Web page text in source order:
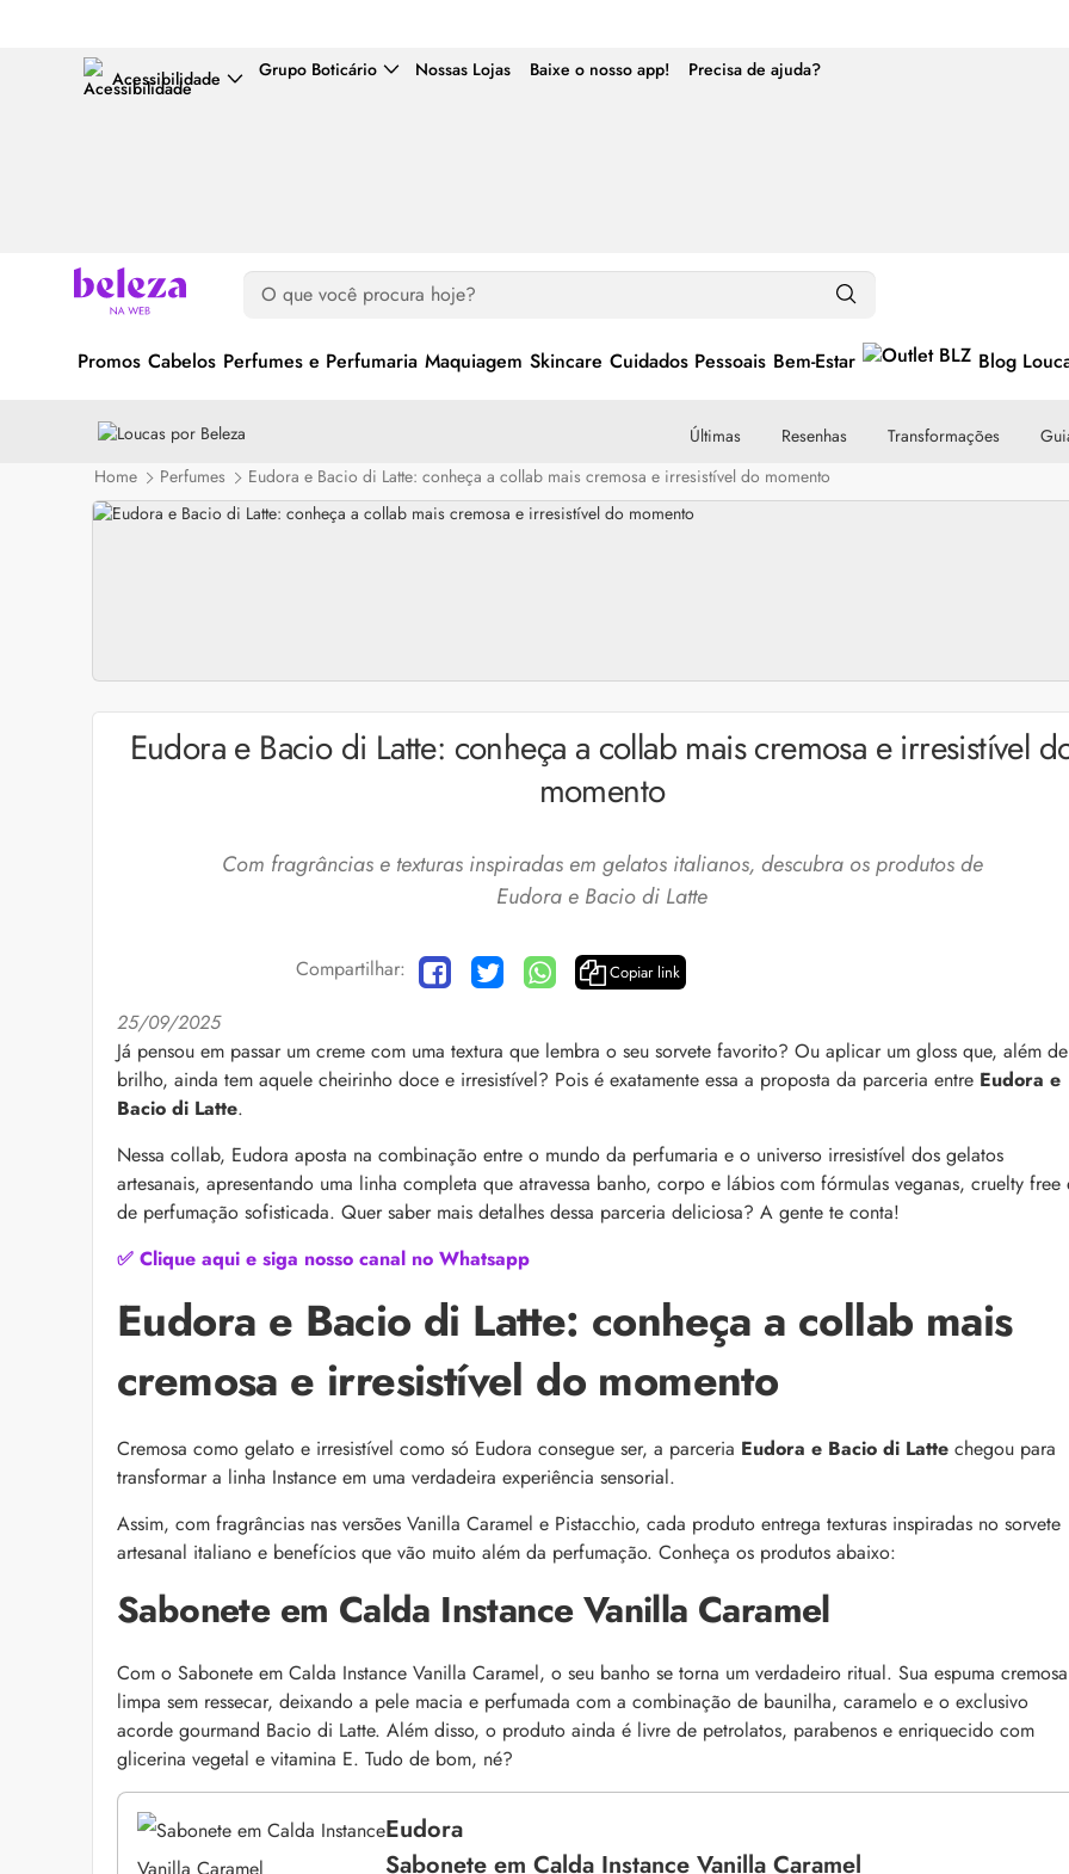
Acessibilidade Grupo Boticário Nossas Lojas Baixe o nosso app! Precisa de ajuda?
Promos Cabelos Perfumes e Perfumaria Maquiagem Skincare Cuidados Pessoais Bem-Estar Blog
Últimas Resenhas Transformações
Home
Perfumes Eudora e Bacio di Latte: conheça a collab mais cremosa e irresistível do momento
Eudora e Bacio di Latte: conheça a collab mais cremosa e irresistível
momento
Com fragrâncias e texturas inspiradas em gelatos italianos, descubra os produtos de
Eudora e Bacio di Latte
Compartilhar: Copiar link
25/09/2025
Já pensou em passar um creme com uma textura que lembra o seu sorvete favorito? Ou aplicar um gloss que, além de
brilho, ainda tem aquele cheirinho doce e irresistível? Pois é exatamente essa a proposta da parceria entre Eudora e
Bacio di Latte.
Nessa collab, Eudora aposta na combinação entre o mundo da perfumaria e o universo irresistível dos gelatos
artesanais, apresentando uma linha completa que atravessa banho, corpo e lábios com fórmulas veganas, cruelty free
de perfumação sofisticada. Quer saber mais detalhes dessa parceria deliciosa? A gente te conta!
✅ Clique aqui e siga nosso canal no Whatsapp
Eudora e Bacio di Latte: conheça a collab mais
cremosa e irresistível do momento
Cremosa como gelato e irresistível como só Eudora consegue ser, a parceria Eudora e Bacio di Latte chegou para
transformar a linha Instance em uma verdadeira experiência sensorial.
Assim, com fragrâncias nas versões Vanilla Caramel e Pistacchio, cada produto entrega texturas inspiradas no sorvete
artesanal italiano e benefícios que vão muito além da perfumação. Conheça os produtos abaixo:
Sabonete em Calda Instance Vanilla Caramel
Com o Sabonete em Calda Instance Vanilla Caramel, o seu banho se torna um verdadeiro ritual. Sua espuma cremosa
limpa sem ressecar, deixando a pele macia e perfumada com a combinação de baunilha, caramelo e o exclusivo
acorde gourmand Bacio di Latte. Além disso, o produto ainda é livre de petrolatos, parabenos e enriquecido com
glicerina vegetal e vitamina E. Tudo de bom, né?
Eudora
Sabonete em Calda Instance Vanilla Caramel
O expert Willy Morales revela 5 cuidados com a
barba para você incluir no dia a dia. Veja quais
as recomendações do barbeiro
A queda de cabelo masculina é um quadro
comum, e a boa notícia é que é possível
minimizá-lo. Descubra como, aqui!
Apesar de ser um quadro comum, a foliculite
pode trazer muitos incômodos. Saiba como tratá-
reverte os danos do cabelo
Com proposta de reparação profunda,
saiba como incluir a tecnologia na rotina